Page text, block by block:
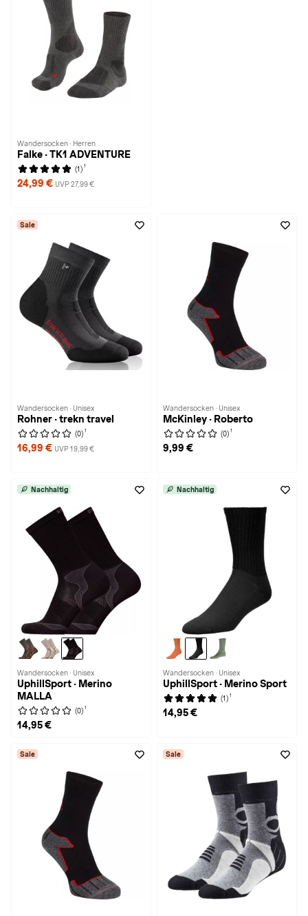
Wandersocken · Herren
Falke · TK1 ADVENTURE
(1) 1
24,99 € UVP 27,99 €
Sale
Wandersocken · Unisex
Rohner · trekn travel
(0) 1
16,99 € UVP 19,99 €
Wandersocken · Unisex
McKinley · Roberto
(0) 1
9,99 €
Nachhaltig
Wandersocken · Unisex
UphillSport · Merino
MALLA
(0) 1
14,95 €
Nachhaltig
Wandersocken · Unisex
UphillSport · Merino Sport
(1) 1
14,95 €
Sale Sale